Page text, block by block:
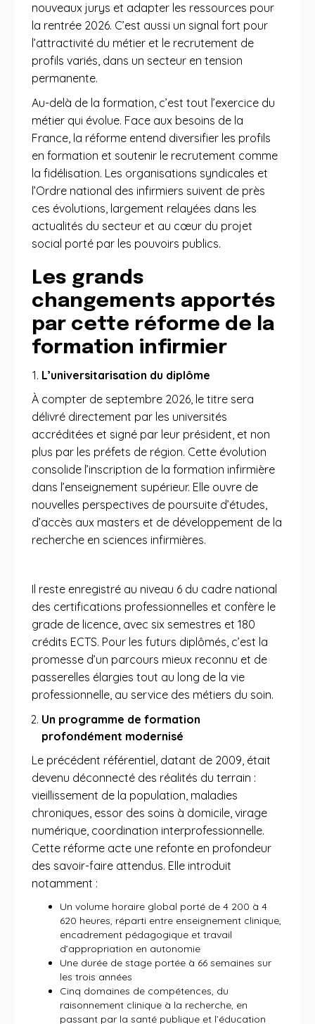
nouveaux jurys et adapter les ressources pour
la rentrée 2026. C’est aussi un signal fort pour
l’attractivité du métier et le recrutement de
profils variés, dans un secteur en tension
permanente.
Au-delà de la formation, c’est tout l’exercice du
métier qui évolue. Face aux besoins de la
France, la réforme entend diversifier les profils
en formation et soutenir le recrutement comme
la fidélisation. Les organisations syndicales et
l’Ordre national des infirmiers suivent de près
ces évolutions, largement relayées dans les
actualités du secteur et au cœur du projet
social porté par les pouvoirs publics.
Les grands
changements apportés
par cette réforme de la
formation infirmier
L’universitarisation du diplôme
À compter de septembre 2026, le titre sera
délivré directement par les universités
accréditées et signé par leur président, et non
plus par les préfets de région. Cette évolution
consolide l’inscription de la formation infirmière
dans l’enseignement supérieur. Elle ouvre de
nouvelles perspectives de poursuite d’études,
d’accès aux masters et de développement de la
recherche en sciences infirmières.
Il reste enregistré au niveau 6 du cadre national
des certifications professionnelles et confère le
grade de licence, avec six semestres et 180
crédits ECTS. Pour les futurs diplômés, c’est la
promesse d’un parcours mieux reconnu et de
passerelles élargies tout au long de la vie
professionnelle, au service des métiers du soin.
Un programme de formation
profondément modernisé
Le précédent référentiel, datant de 2009, était
devenu déconnecté des réalités du terrain :
vieillissement de la population, maladies
chroniques, essor des soins à domicile, virage
numérique, coordination interprofessionnelle.
Cette réforme acte une refonte en profondeur
des savoir-faire attendus. Elle introduit
notamment :
Un volume horaire global porté de 4 200 à 4
620 heures, réparti entre enseignement clinique,
encadrement pédagogique et travail
d’appropriation en autonomie
Une durée de stage portée à 66 semaines sur
les trois années
Cinq domaines de compétences, du
raisonnement clinique à la recherche, en
passant par la santé publique et l’éducation